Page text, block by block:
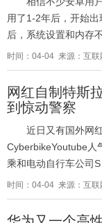
用了1-2年后，开始
后，系统设置和内存
时间：04-04 来源：互联
网红自制特斯
到惊动警察
近日又有国外网
CyberbikeYoutube人
乘和电动自行车公司S
时间：04-04 来源：互联